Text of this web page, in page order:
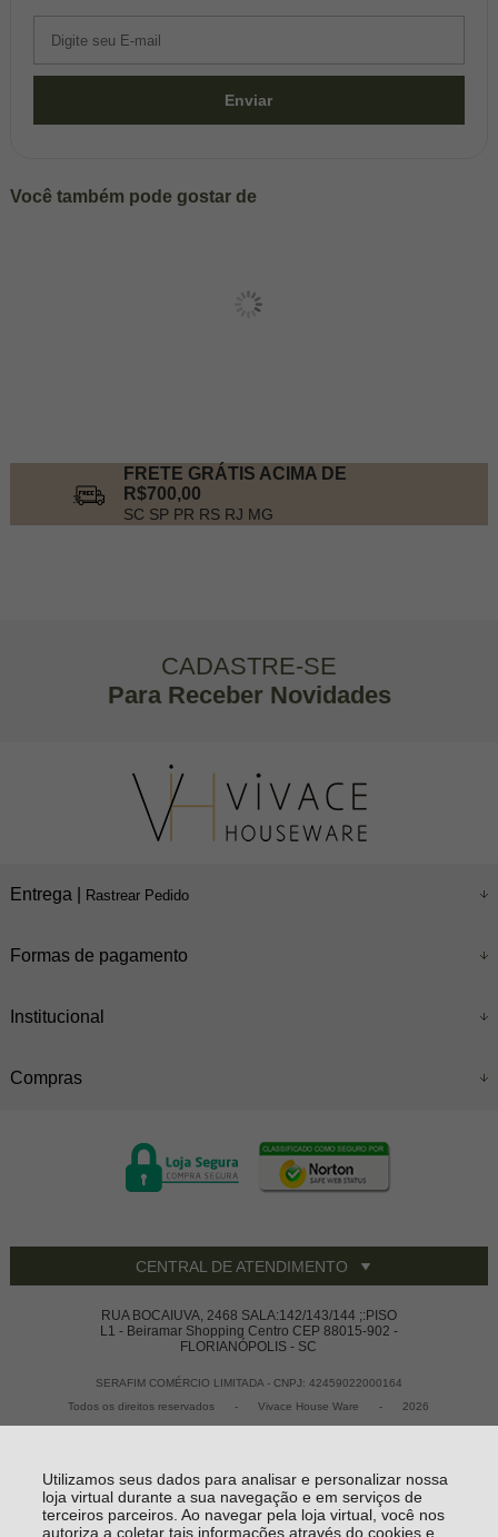
Utilizamos seus dados para analisar e personalizar nossa
loja virtual durante a sua navegação e em serviços de
terceiros parceiros. Ao navegar pela loja virtual, você nos
autoriza a coletar tais informações através do cookies e
Enviar
Você também pode gostar de
FRETE GRÁTIS ACIMA DE
R$700,00
SC SP PR RS RJ MG
CADASTRE-SE
Para Receber Novidades
Entrega | Rastrear Pedido
Formas de pagamento
Institucional
Compras
CENTRAL DE ATENDIMENTO
RUA BOCAIUVA, 2468 SALA:142/143/144 ;:PISO
L1 - Beiramar Shopping Centro CEP 88015-902 -
FLORIANÓPOLIS - SC
SERAFIM COMÉRCIO LIMITADA - CNPJ: 42459022000164
Todos os direitos reservados
- Vivace House Ware - 2026